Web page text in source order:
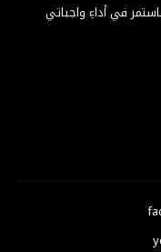
في أداءِ واجباتي